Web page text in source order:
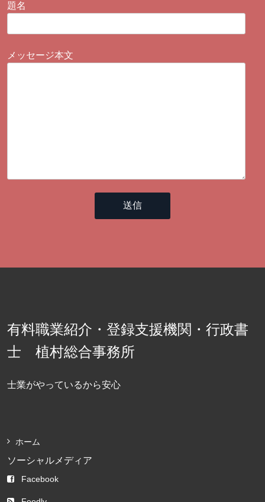
題名
メッセージ本文
有料職業紹介・登録支援機関・行政書
士 植村総合事務所
士業がやっているから安心
ホーム
ソーシャルメディア
Facebook